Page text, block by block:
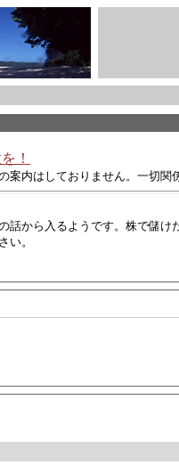
！
案内はしておりません。一切関
話から入るようです。株で儲
い。